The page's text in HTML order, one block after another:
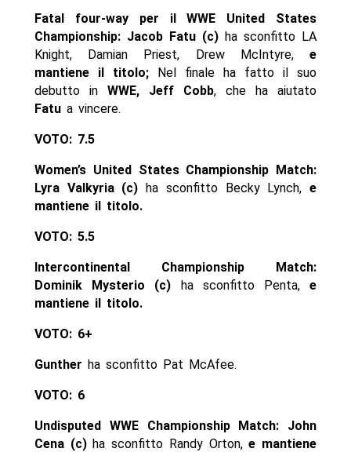
Fatal four-way per il WWE United States
Championship: Jacob Fatu (c) ha sconfitto LA
Knight, Damian Priest, Drew McIntyre,e
mantiene il titolo;
Nel finale ha fatto il suo
debutto in WWE, Jeff Cobb, che ha aiutato
Fatua vincere.
VOTO: 7.5
Women’s United States Championship Match:
Lyra Valkyria (c) ha sconfitto Becky Lynch, e
mantiene il titolo.
VOTO: 5.5
Intercontinental Championship Match:
Dominik Mysterio (c) ha sconfitto Penta,e
mantiene il titolo.
VOTO: 6+
Gunther ha sconfitto Pat McAfee.
VOTO: 6
Undisputed WWE Championship Match: John
Cena (c)ha sconfitto Randy Orton,e mantiene